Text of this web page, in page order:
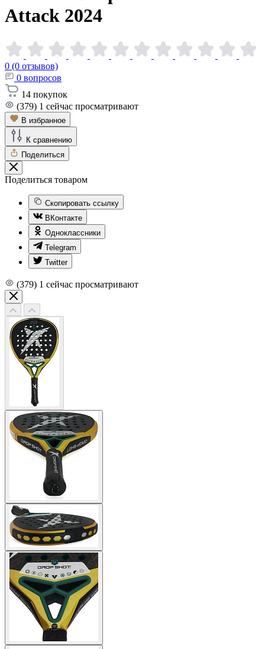
Attack 2024
0 (0 отзывов)
0 вопросов
14 покупок
(379) 1 сейчас просматривают
В избранное
К сравнению
Поделиться
Поделиться товаром
Скопировать ссылку
ВКонтакте
Одноклассники
Telegram
Twitter
(379) 1 сейчас просматривают